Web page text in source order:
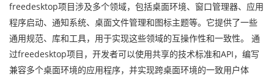
freedesktop项目涉及多个领域，包括桌面环境、窗口管理器、应用
程序启动、通知系统、桌面文件管理和图标主题等。它提供了一些
通用规范、库和工具，用于实现这些领域的互操作性和一致性。 通
过freedesktop项目，开发者可以使用共享的技术标准和API，编写
兼容多个桌面环境的应用程序，并实现跨桌面环境的一致用户体